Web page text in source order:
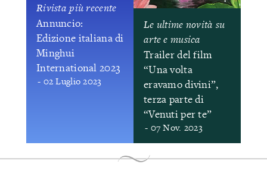
Rivista più recente
Annuncio:
Edizione italiana di
Minghui
International 2023
- 02 Luglio 2023
Le ultime novità su
arte e musica
Trailer del film
“Una volta
eravamo divini”,
terza parte di
“Venuti per te”
- 07 Nov. 2023